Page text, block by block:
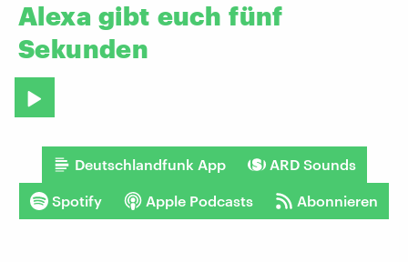
Alexa gibt euch fünf
Sekunden
Deutschlandfunk App ARD Sounds
Spotify Apple Podcasts Abonnieren